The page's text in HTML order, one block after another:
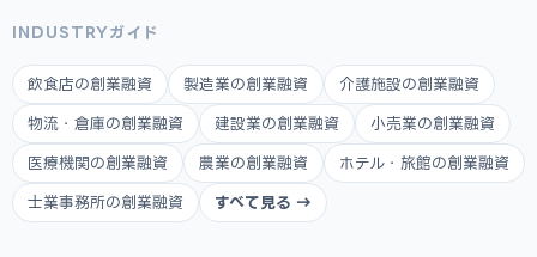
INDUSTRYガイド
飲食店の創業融資 製造業の創業融資 介護施設の創業融資
物流・倉庫の創業融資 建設業の創業融資 小売業の創業融資
医療機関の創業融資 農業の創業融資 ホテル・旅館の創業融資
士業事務所の創業融資 すべて見る →